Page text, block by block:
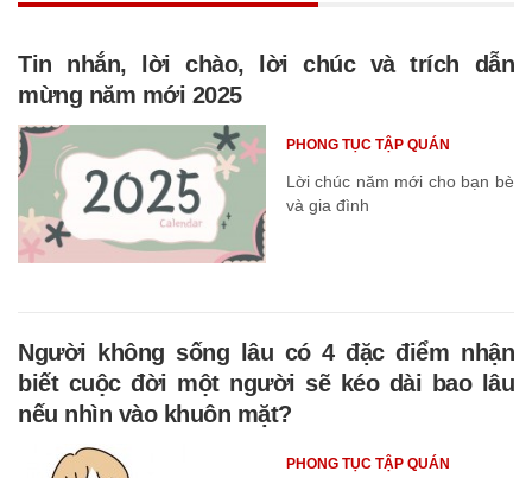
Tin nhắn, lời chào, lời chúc và trích dẫn
mừng năm mới 2025
Lời chúc năm mới cho bạn bè
và gia đình
PHONG TỤC TẬP QUÁN
Người không sống lâu có 4 đặc điểm nhận
biết cuộc đời một người sẽ kéo dài bao lâu
nếu nhìn vào khuôn mặt?
PHONG TỤC TẬP QUÁN